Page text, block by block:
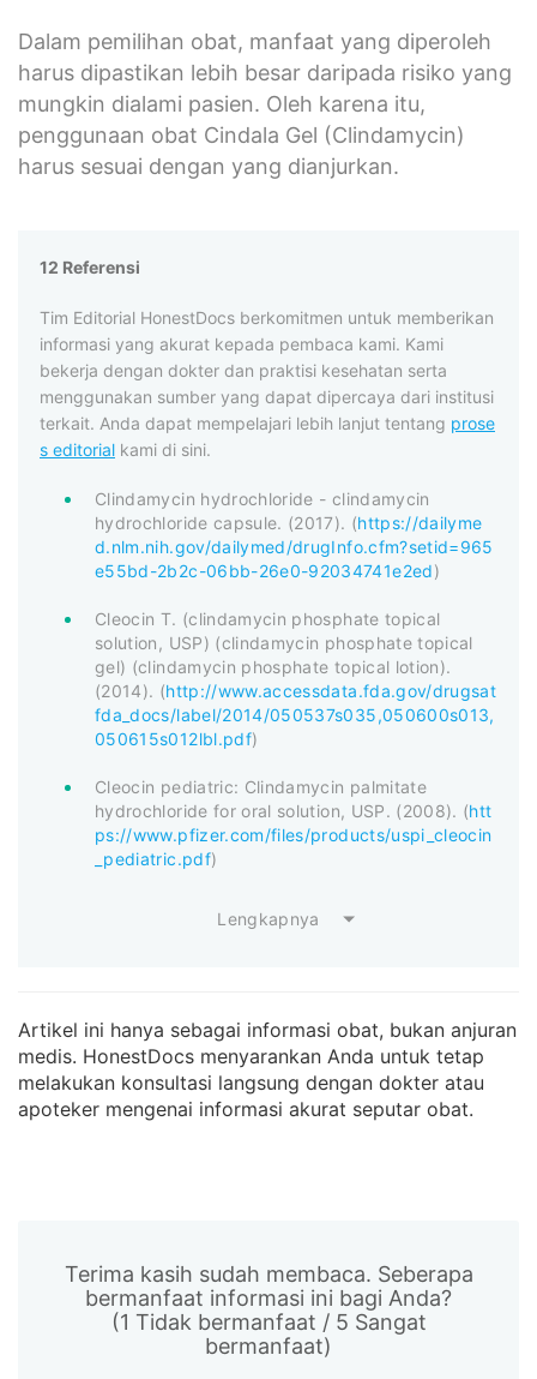
Dalam pemilihan obat, manfaat yang diperoleh
harus dipastikan lebih besar daripada risiko yang
mungkin dialami pasien. Oleh karena itu,
penggunaan obat Cindala Gel (Clindamycin)
harus sesuai dengan yang dianjurkan.
12 Referensi
Tim Editorial HonestDocs berkomitmen untuk memberikan
informasi yang akurat kepada pembaca kami. Kami
bekerja dengan dokter dan praktisi kesehatan serta
menggunakan sumber yang dapat dipercaya dari institusi
terkait. Anda dapat mempelajari lebih lanjut tentang prose
s editorial kami di sini.
Clindamycin hydrochloride - clindamycin
hydrochloride capsule. (2017). (https://dailyme
d.nlm.nih.gov/dailymed/drugInfo.cfm?setid=965
e55bd-2b2c-06bb-26e0-92034741e2ed)
Cleocin T. (clindamycin phosphate topical
solution, USP) (clindamycin phosphate topical
gel) (clindamycin phosphate topical lotion).
(2014). (http://www.accessdata.fda.gov/drugsat
fda_docs/label/2014/050537s035,050600s013,
050615s012lbl.pdf)
Cleocin pediatric: Clindamycin palmitate
hydrochloride for oral solution, USP. (2008). (htt
ps://www.pfizer.com/files/products/uspi_cleocin
_pediatric.pdf)
Lengkapnya
Artikel ini hanya sebagai informasi obat, bukan anjuran
medis. HonestDocs menyarankan Anda untuk tetap
melakukan konsultasi langsung dengan dokter atau
apoteker mengenai informasi akurat seputar obat.
Terima kasih sudah membaca. Seberapa
bermanfaat informasi ini bagi Anda?
(1 Tidak bermanfaat / 5 Sangat
bermanfaat)